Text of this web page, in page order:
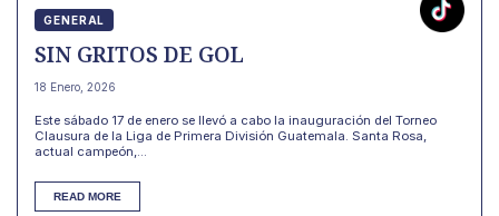
GENERAL
SIN GRITOS DE GOL
18 Enero, 2026
Este sábado 17 de enero se llevó a cabo la inauguración del Torneo
Clausura de la Liga de Primera División Guatemala. Santa Rosa,
actual campeón,...
READ MORE